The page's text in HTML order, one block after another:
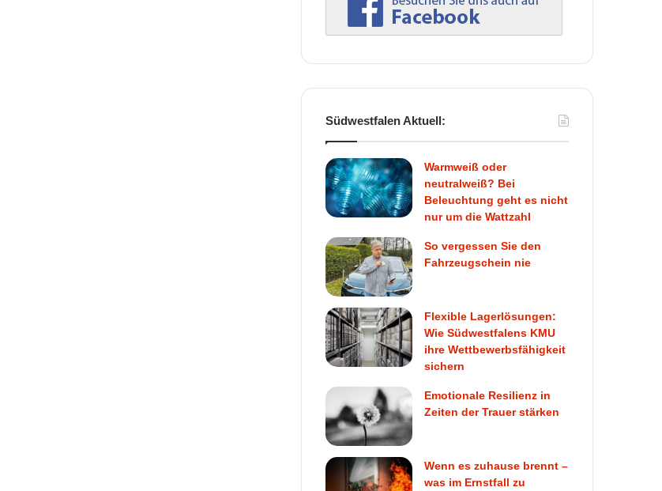
Südwestfalen Aktuell:
Warmweiß oder
neutralweiß? Bei
Beleuchtung geht es nicht
nur um die Wattzahl
So vergessen Sie den
Fahrzeugschein nie
Flexible Lagerlösungen:
Wie Südwestfalens KMU
ihre Wettbewerbsfähigkeit
sichern
Emotionale Resilienz in
Zeiten der Trauer stärken
Wenn es zuhause brennt –
was im Ernstfall zu